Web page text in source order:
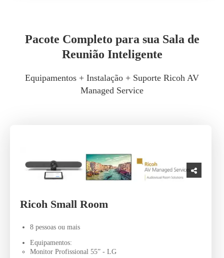
Pacote Completo para sua Sala de
Reunião Inteligente
Equipamentos + Instalação + Suporte Ricoh AV
Managed Service
Ricoh Small Room
8 pessoas ou mais
Equipamentos:
Monitor Profissional 55” - LG